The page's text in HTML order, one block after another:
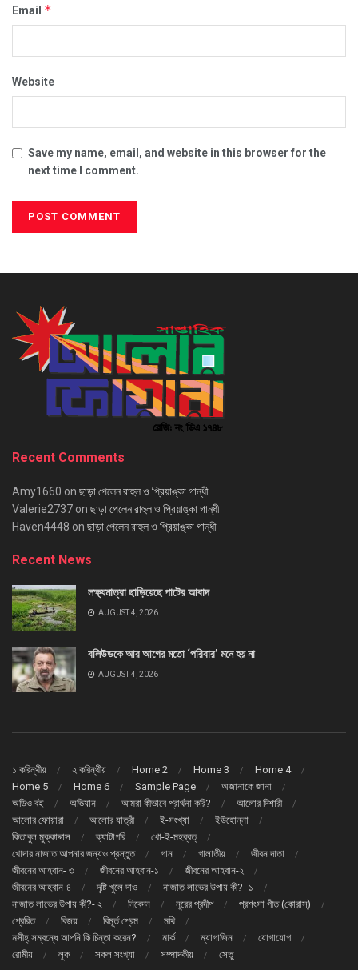
Email *
Website
Save my name, email, and website in this browser for the
next time I comment.
Recent Comments
Amy1660 on ছাড়া পেলেন রাহুল ও প্রিয়াঙ্কা গান্ধী
Valerie2737 on ছাড়া পেলেন রাহুল ও প্রিয়াঙ্কা গান্ধী
Haven4448 on ছাড়া পেলেন রাহুল ও প্রিয়াঙ্কা গান্ধী
Recent News
লক্ষ্যমাত্রা ছাড়িয়েছে পাটের আবাদ
AUGUST 4, 2026
বলিউডকে আর আগের মতো ‘পরিবার’ মনে হয় না
AUGUST 4, 2026
১ করিন্থীয় ২ করিন্থীয় Home 2 Home 3
Home 4
Home 5
Home 6 Sample Page
অজানাকে জানা
অডিও বই
অভিযান আমরা কীভাবে প্রার্থনা করি?
আলোর দিশারী
আলোর ফোয়ারা
আলোর যাত্রী ই-সংখ্যা
ইউহোন্না
কিতাবুল মুক্কাদ্দাস
ক্যাটাগরি
খো-ই-মহব্বত্
খোদার নাজাত আপনার জন্যও প্রস্তুত
গান গালাতীয়
জীবন দাতা
জীবনের আহবান- ৩
জীবনের আহবান-১
জীবনের আহবান-২
জীবনের আহবান-৪
দৃষ্টি খুলে দাও
নাজাত লাভের উপায় কী?- ১
নাজাত লাভের উপায় কী?- ২
নিবেদন নূরের প্রদীপ
প্রশংসা গীত (কোরাস্)
প্রেরিত
বিজয় বিমূর্ত প্রেম
মথি
মসীহ্ সম্বন্ধে আপনি কি চিন্তা করেন?
মার্ক ম্যাগাজিন
যোগাযোগ
রোমীয়
লূক সকল সংখ্যা সম্পাদকীয় সেতু